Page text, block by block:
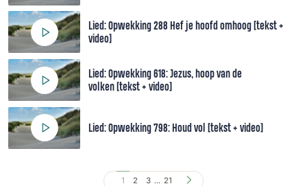
Lied: Opwekking 288 Hef je hoofd omhoog [tekst +
video]
Lied: Opwekking 618: Jezus, hoop van de
volken [tekst + video]
Lied: Opwekking 798: Houd vol [tekst + video]
1 2 3 ... 21